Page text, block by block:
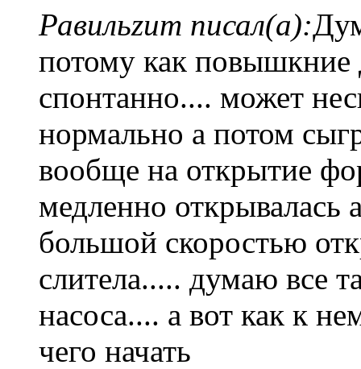
Равильzum писал(а):
потому как повышкние
спонтанно.... может
нормально а потом
вообще на открытие
медленно открывалась
большой скоростью
слитела..... думаю все
насоса.... а вот как к
чего начать